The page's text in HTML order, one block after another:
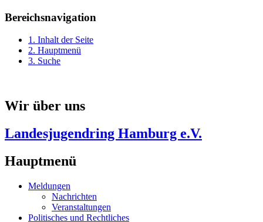
Bereichsnavigation
1. Inhalt der Seite
2. Hauptmenü
3. Suche
Wir über uns
Landesjugendring Hamburg e.V.
Hauptmenü
Meldungen
Nachrichten
Veranstaltungen
Politisches und Rechtliches